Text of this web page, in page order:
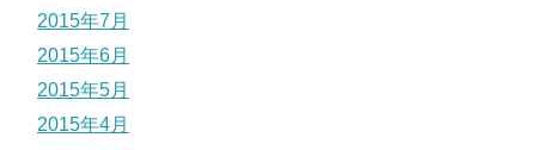
2015年7月
2015年6月
2015年5月
2015年4月